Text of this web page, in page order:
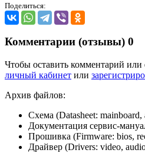
Поделиться:
Комментарии (отзывы) 0
Чтобы оставить комментарий
личный кабинет или
Архив файлов:
Схема (Datasheet: mainboard,
Документация сервис-
Прошивка (Firmware: bios,
Драйвер (Drivers: video,